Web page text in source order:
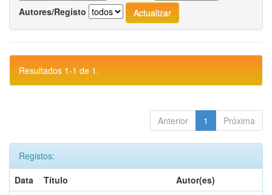
Autores/Registo
Resultados 1-1 de 1.
Anterior 1 Próxima
Registos:
Data
Título
Autor(es)